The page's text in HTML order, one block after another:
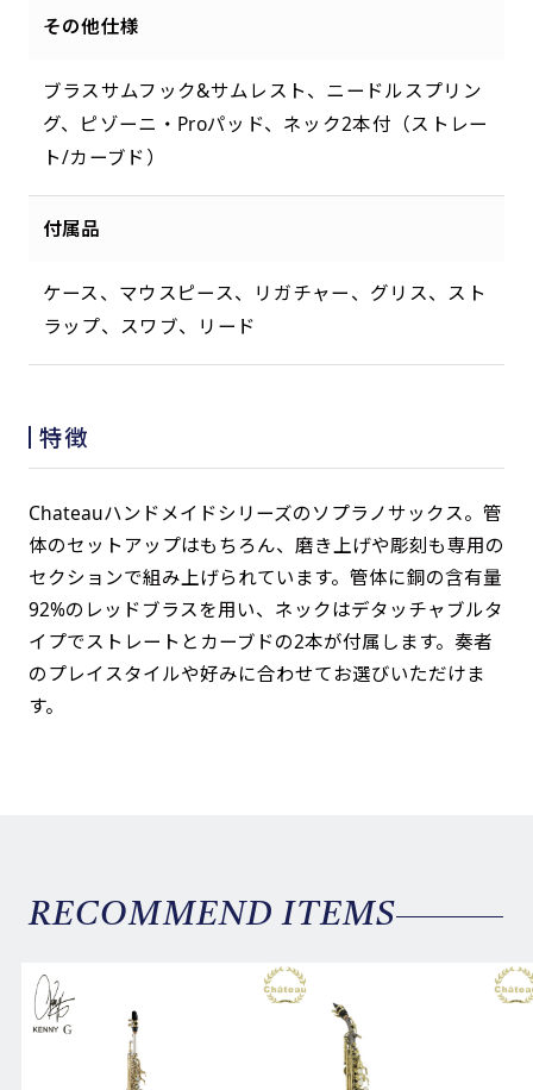
その他仕様
ブラスサムフック&サムレスト、ニードルスプリン
グ、ピゾーニ・Proパッド、ネック2本付（ストレー
ト/カーブド）
付属品
ケース、マウスピース、リガチャー、グリス、スト
ラップ、スワブ、リード
特徴
Chateauハンドメイドシリーズのソプラノサックス。管
体のセットアップはもちろん、磨き上げや彫刻も専用の
セクションで組み上げられています。管体に銅の含有量
92%のレッドブラスを用い、ネックはデタッチャブルタ
イプでストレートとカーブドの2本が付属します。奏者
のプレイスタイルや好みに合わせてお選びいただけま
す。
RECOMMEND ITEMS